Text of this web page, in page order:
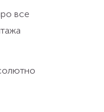
все